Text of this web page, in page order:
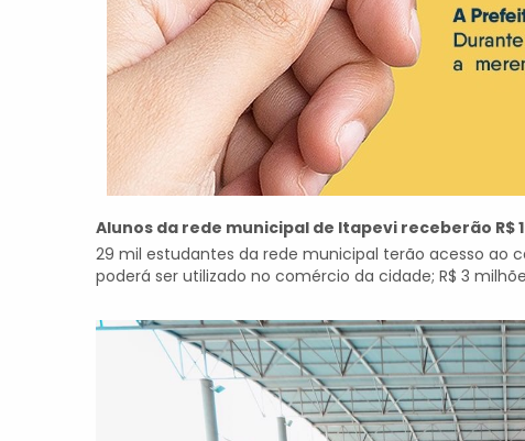
Alunos da rede municipal de Itapevi receberão R$
29 mil estudantes da rede municipal terão acesso
poderá ser utilizado no comércio da cidade; R$ 3